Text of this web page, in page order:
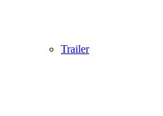
Trailer